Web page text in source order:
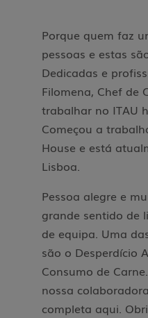
Porque quem faz
pessoas e estas
Dedicadas e
Filomena, Chef de
trabalhar no ITAU
Começou a
House e está
Lisboa.
Pessoa alegre e
grande sentido de
de equipa. Uma
são o Desperdício
Consumo de
nossa
completa aqui.